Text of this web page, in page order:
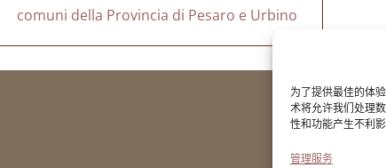
为了提供最佳的体
术将允许我们处理
性和功能产生不利影
管理服务
comuni della Provincia di Pesaro e Urbino